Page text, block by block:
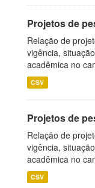
Projetos de
Relação de
vigência,
acadêmica no
CSV
Projetos de
Relação de
vigência,
acadêmica no
CSV